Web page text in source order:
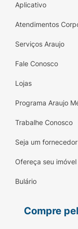
Aplicativo
Atendimentos
Serviços Araujo
Fale Conosco
Lojas
Programa Araujo
Trabalhe Conosco
Seja um fornecedor
Ofereça seu imóvel
Bulário
Compre